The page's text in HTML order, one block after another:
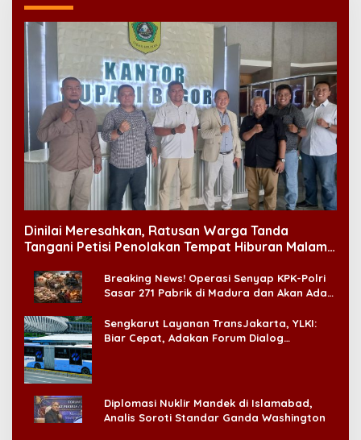
Dinilai Meresahkan, Ratusan Warga Tanda
Tangani Petisi Penolakan Tempat Hiburan Malam
Breaking News! Operasi Senyap KPK-Polri
Sasar 271 Pabrik di Madura dan Akan Ada
Sengkarut Layanan TransJakarta, YLKI:
Biar Cepat, Adakan Forum Dialog
Diplomasi Nuklir Mandek di Islamabad,
Analis Soroti Standar Ganda Washington